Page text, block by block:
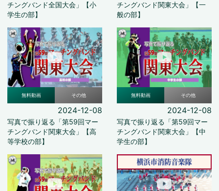
チングバンド全国大会」【小
学生の部】
チングバンド関東大会」【一
般の部】
無料動画 その他
2024-12-08
写真で振り返る「第59回マー
チングバンド関東大会」【高
等学校の部】
無料動画 その他
2024-12-08
写真で振り返る「第59回マー
チングバンド関東大会」【中
学生の部】